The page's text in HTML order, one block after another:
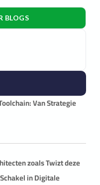
BLOGS
Van Strategie
zoals Twizt deze
in Digitale